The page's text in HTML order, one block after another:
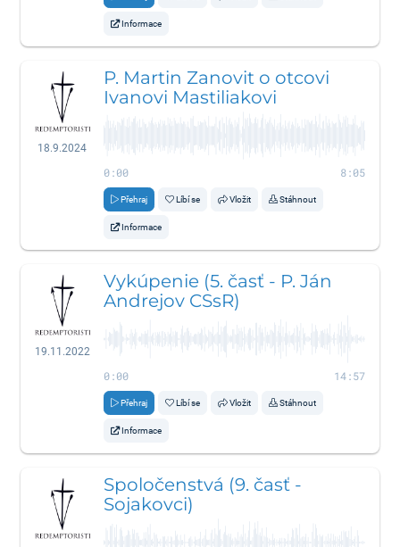
Informace
18.9.2024
P. Martin Zanovit o otcovi
Ivanovi Mastiliakovi
0:00 8:05
Přehraj Líbí se Vložit Stáhnout
Informace
19.11.2022
Vykúpenie (5. časť - P. Ján
Andrejov CSsR)
0:00 14:57
Přehraj Líbí se Vložit Stáhnout
Informace
Spoločenstvá (9. časť -
Sojakovci)